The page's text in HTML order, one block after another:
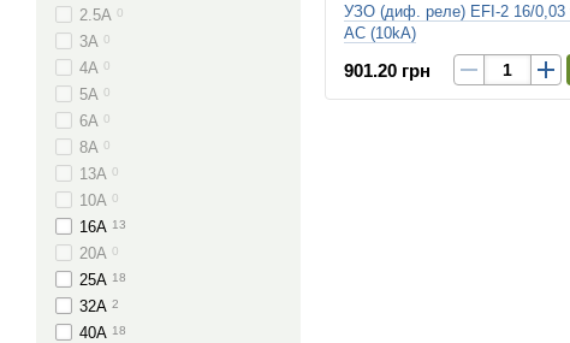
УЗО (диф. реле) EFI-2 16/0,03
AC (10kA)
901.20 грн
2.5А 0
3А 0
4А 0
5А 0
6А 0
8А 0
13А 0
10А 0
16А 13
20А 0
25А 18
32А 2
40А 18